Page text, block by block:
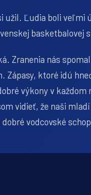
užil. Ľudia boli
basketbalovej
Zranenia nás
Zápasy, ktoré idú
výkony v
vidieť, že naši
vodcovské